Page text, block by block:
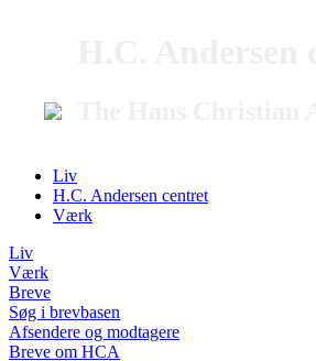
Liv
H.C. Andersen centret
Værk
Liv
Værk
Breve
Søg i brevbasen
Afsendere og modtagere
Breve om HCA